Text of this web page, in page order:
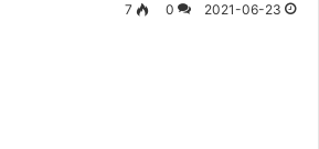
2021-06-23
0
7